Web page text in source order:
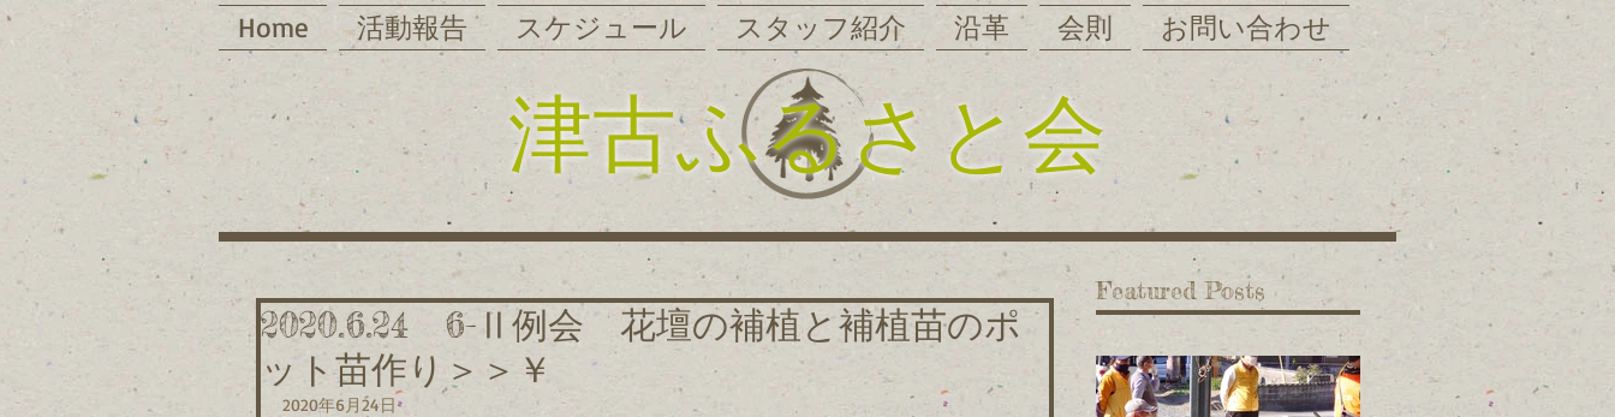
Home 活動報告 スケジュール スタッフ紹介 沿革 会則 お問い合わせ
津古ふるさと会
2020.6.24 6-Ⅱ例会 花壇の補植と補植苗のポ
ット苗作り＞＞￥
2020年6月24日
Featured Posts